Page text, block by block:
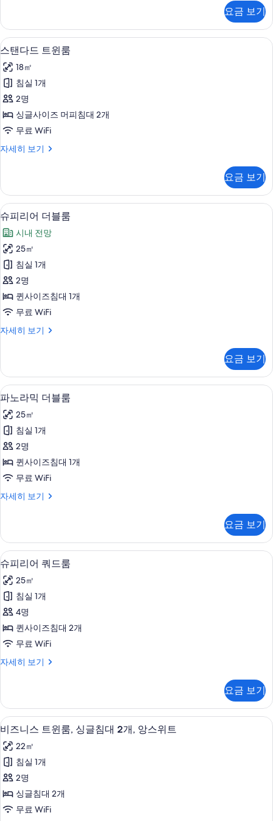
두
보
기
더
블
룸
세
히
보
기
요금 보기
스
탠
다
드
트
윈
사
모
두
보
기
스탠다드 트윈룸 | 고급 침구, 오리/거
7
스탠다드 트윈룸
18㎡
침실 1개
2명
싱글사이즈 머피침대 2개
무료 WiFi
자세히 보기
스
트
윈
룸
자
세
히
보
기
요금 보기
슈
피
리
어
더
블
룸
진
두
보
기
슈피리어 더블룸 | 고급 침구, 오리/거
8
슈피리어 더블룸
시내 전망
25㎡
침실 1개
2명
퀸사이즈침대 1개
무료 WiFi
자세히 보기
슈
더
블
룸
자
세
히
보
기
요금 보기
파
노
라
믹
더
블
사
모
두
보
기
9
파노라믹 더블룸
25㎡
침실 1개
2명
퀸사이즈침대 1개
무료 WiFi
자세히 보기
파
더
블
룸
자
세
히
보
기
요금 보기
슈
피
리
어
쿼
드
사
모
두
보
기
슈피리어 쿼드룸 | 고급 침구, 오리/거
11
슈피리어 쿼드룸
25㎡
침실 1개
4명
퀸사이즈침대 2개
무료 WiFi
자세히 보기
슈
쿼
드
룸
자
세
히
보
기
요금 보기
비
즈
니
스
트
윈
비즈니스 트윈룸, 싱글침대 2개, 앙스
6
비즈니스 트윈룸, 싱글침대 2개, 앙스위트
22㎡
침실 1개
2명
싱글침대 2개
무료 WiFi